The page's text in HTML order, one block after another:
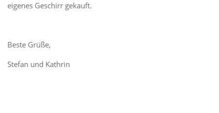
eigenes Geschirr gekauft.
Beste Grüße,
Stefan und Kathrin